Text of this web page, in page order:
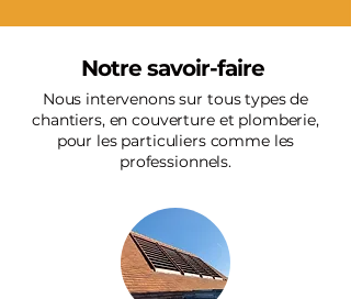
Notre savoir-faire
Nous intervenons sur tous types de
chantiers, en couverture et plomberie,
pour les particuliers comme les
professionnels.